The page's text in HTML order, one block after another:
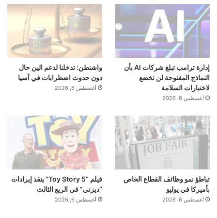
إدارة ترامب تبلغ شركات AI بأن
النماذج المفتوحة لن تخضع
لاختبارات السلامة
أغسطس 6, 2026
واشنطن: تدخلنا لدعم الين حال
دون حدوث اضطرابات في آسيا
أغسطس 6, 2026
تباطؤ نمو وظائف القطاع الخاص
بأميركا في يوليو
أغسطس 6, 2026
فيلم “Toy Story 5” ينقذ إيرادات
“ديزني” في الربع الثالث
أغسطس 6, 2026